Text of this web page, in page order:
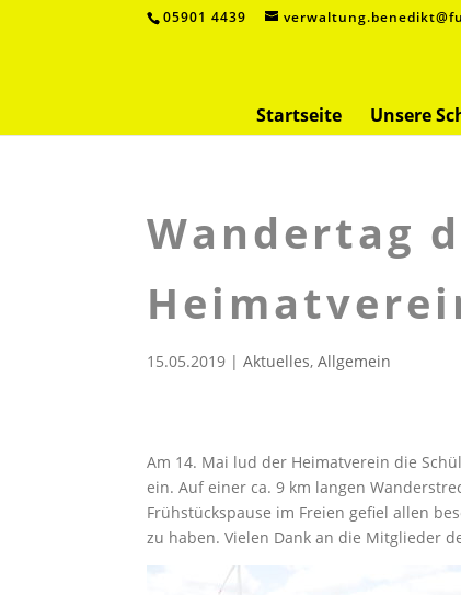
05901 4439
Startseite Unsere
Wandertag
15.05.2019 |Aktuelles,Allgemein
Am 14. Mai lud der Heimatverein die
ein. Auf einer ca. 9 km langen
Frühstückspause im Freien gefiel allen
zu haben. Vielen Dank an die Mitglieder